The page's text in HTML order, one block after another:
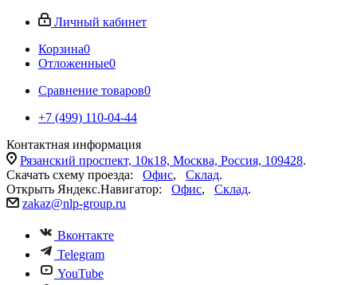
Личный кабинет
Корзина0
Отложенные0
Сравнение товаров0
+7 (499) 110-04-44
Контактная информация
Рязанский проспект, 10к18, Москва, Россия, 109428.
Скачать схему проезда: Офис, Склад.
Открыть Яндекс.Навигатор: Офис, Склад.
zakaz@nlp-group.ru
Вконтакте
Telegram
YouTube